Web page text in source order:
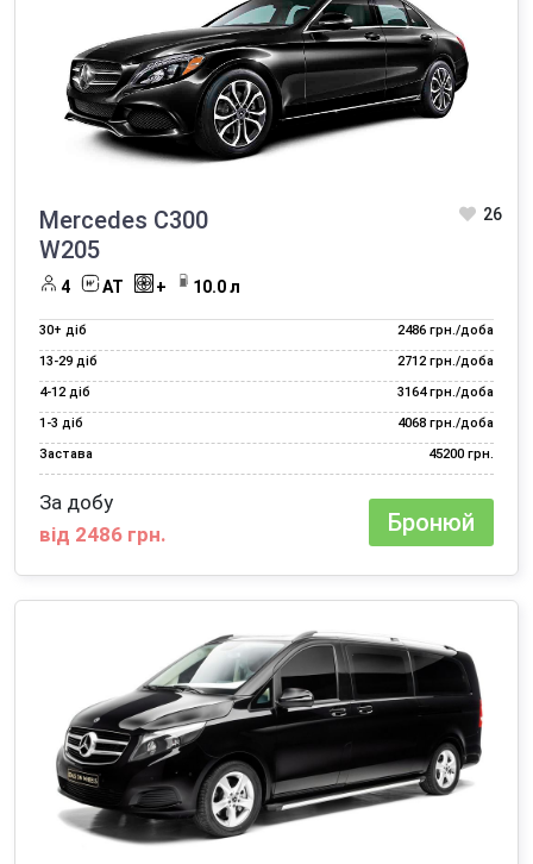
Оренда авто для подорожей
Оренда авто для фотосесії
Оренда авто для юридичних осіб
Оренда авто з ГБО
Оренда авто на вихідні
Оренда авто на добу
Оренда авто на захід
Оренда авто на місяць
Оренда автомобілів на День народження
Оренда електромобіля
Оренда машини на тиждень
Додаткові послуги оренди автомобілів
Mercedes C300
W205
26
4 AT + 10.0 л
30+ діб
2486 грн./доба
13‑29 діб
2712 грн./доба
4‑12 діб
3164 грн./доба
1‑3 діб
4068 грн./доба
Застава
45200 грн.
За добу
від 2486 грн.
Бронюй